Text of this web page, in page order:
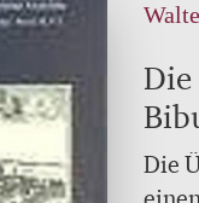
Die